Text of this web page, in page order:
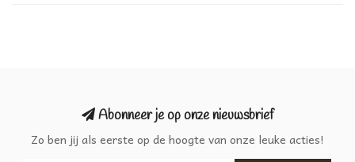
Abonneer je op onze nieuwsbrief
Zo ben jij als eerste op de hoogte van onze leuke acties!